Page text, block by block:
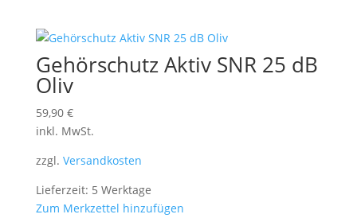
Gehörschutz Aktiv SNR 25 dB
Oliv
59,90 €
inkl. MwSt.
zzgl. Versandkosten
Lieferzeit: 5 Werktage
Zum Merkzettel hinzufügen